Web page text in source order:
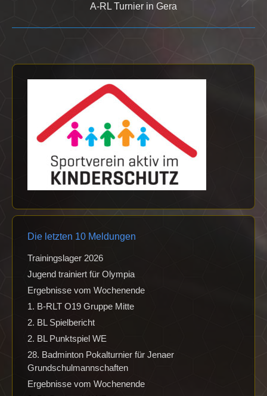
Nächster
A-RL Turnier in Gera
Die letzten 10 Meldungen
Trainingslager 2026
Jugend trainiert für Olympia
Ergebnisse vom Wochenende
1. B-RLT O19 Gruppe Mitte
2. BL Spielbericht
2. BL Punktspiel WE
28. Badminton Pokalturnier für Jenaer
Grundschulmannschaften
Ergebnisse vom Wochenende